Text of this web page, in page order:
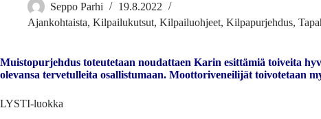
Seppo Parhi
19.8.2022
Ajankohtaista, Kilpailukutsut, Kilpailuohjeet, Kilpapurjehdus,
Muistopurjehdus toteutetaan noudattaen Karin esittämiä toiveita
olevansa tervetulleita osallistumaan. Moottoriveneilijät toivotetaan
LYSTI-luokka